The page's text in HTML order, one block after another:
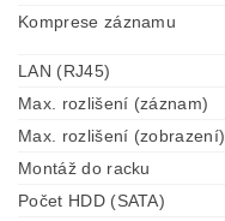
Komprese záznamu
LAN (RJ45)
Max. rozlišení (záznam)
Max. rozlišení (zobrazení)
Montáž do racku
Počet HDD (SATA)